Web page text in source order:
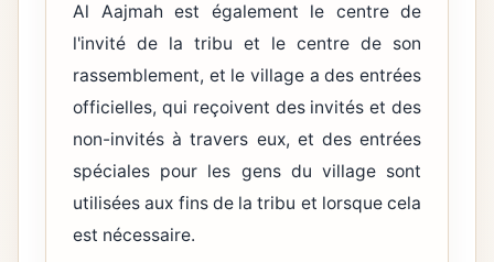
Al Aajmah est également le centre de
l'invité de la tribu et le centre de son
rassemblement, et le village a des entrées
officielles, qui reçoivent des invités et des
non-invités à travers eux, et des entrées
spéciales pour les gens du village sont
utilisées aux fins de la tribu et lorsque cela
est nécessaire.